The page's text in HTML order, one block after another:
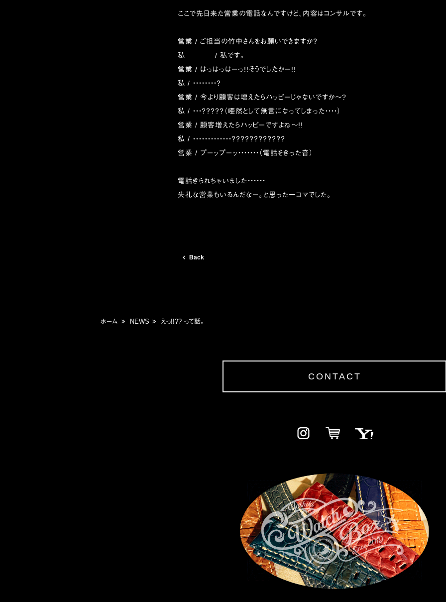
ここで先日来た営業の電話なんですけど、内容はコンサルです。
営業 / ご担当の竹中さんをお願いできますか？
私 / 私です。
営業 / はっはっはーっ!!そうでしたかー!!
私 / ・・・・・・・・？
営業 / 今より顧客は増えたらハッピーじゃないですか〜?
私 / ・・・？？？？？（唖然として無言になってしまった・・・・）
営業 / 顧客増えたらハッピーですよね〜!!
私 / ・・・・・・・・・・・・・？？？？？？？？？？？？
営業 / プーップーッ・・・・・・・（電話をきった音）
電話きられちゃいました・・・・・・
失礼な営業もいるんだなー。と思った一コマでした。
Back
ホーム NEWS えっ!!?? って話。
CONTACT